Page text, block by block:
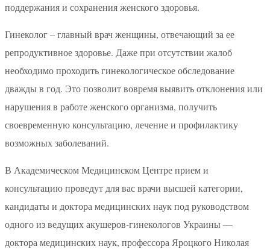
поддержания и сохранения женского здоровья.
Гинеколог – главный врач женщины, отвечающий за ее
репродуктивное здоровье. Даже при отсутствии жалоб
необходимо проходить гинекологическое обследование
дважды в год. Это позволит вовремя выявить отклонения или
нарушения в работе женского организма, получить
своевременную консультацию, лечение и профилактику
возможных заболеваний.
В Академическом Медицинском Центре прием и
консультацию проведут для вас врачи высшей категории,
кандидаты и доктора медицинских наук под руководством
одного из ведущих акушеров-гинекологов Украины —
доктора медицинских наук, профессора Яроцкого Николая